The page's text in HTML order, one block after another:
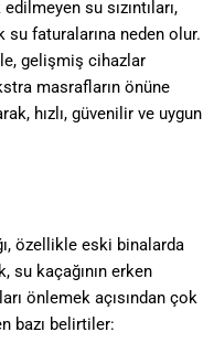
su sızıntıları,
su faturalarına neden olur.
gelişmiş cihazlar
masrafların önüne
hızlı, güvenilir ve uygun
özellikle eski binalarda
su kaçağının erken
önlemek açısından çok
bazı belirtiler: